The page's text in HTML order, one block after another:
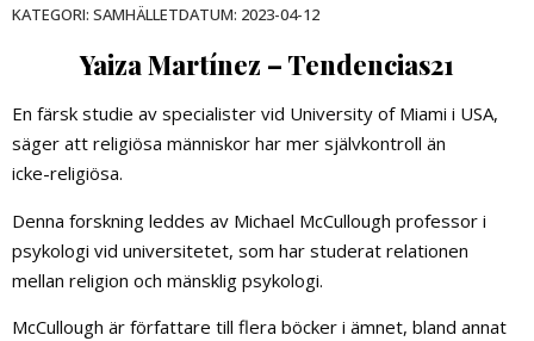
KATEGORI: SAMHÄLLETDATUM: 2023-04-12
Yaiza Martínez – Tendencias21
En färsk studie av specialister vid University of Miami i USA,
säger att religiösa människor har mer självkontroll än
icke-religiösa.
Denna forskning leddes av Michael McCullough professor i
psykologi vid universitetet, som har studerat relationen
mellan religion och mänsklig psykologi.
McCullough är författare till flera böcker i ämnet, bland annat